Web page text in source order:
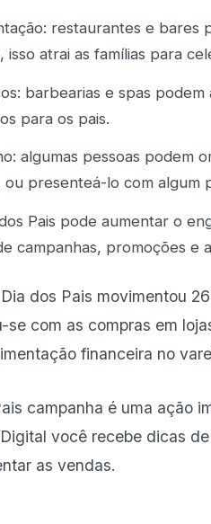
restaurantes e bares
isso atrai as famílias para
barbearias e spas
para os pais.
algumas pessoas podem
ou presenteá-lo com algum
Pais pode aumentar o
campanhas, promoções e
dos Pais movimentou
se com as compras em
financeira no
campanha é uma ação
você recebe dicas
as vendas.